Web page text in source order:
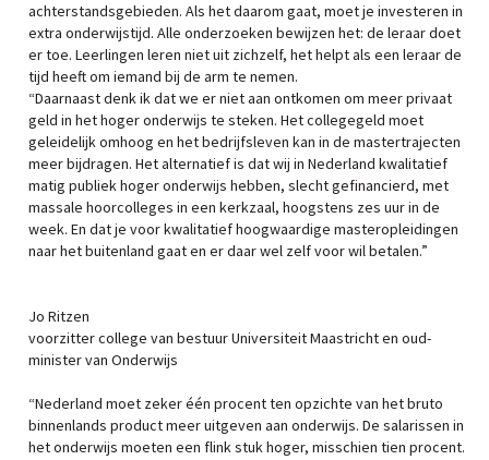
achterstandsgebieden. Als het daarom gaat, moet je investeren in
extra onderwijstijd. Alle onderzoeken bewijzen het: de leraar doet
er toe. Leerlingen leren niet uit zichzelf, het helpt als een leraar de
tijd heeft om iemand bij de arm te nemen.
“Daarnaast denk ik dat we er niet aan ontkomen om meer privaat
geld in het hoger onderwijs te steken. Het collegegeld moet
geleidelijk omhoog en het bedrijfsleven kan in de mastertrajecten
meer bijdragen. Het alternatief is dat wij in Nederland kwalitatief
matig publiek hoger onderwijs hebben, slecht gefinancierd, met
massale hoorcolleges in een kerkzaal, hoogstens zes uur in de
week. En dat je voor kwalitatief hoogwaardige masteropleidingen
naar het buitenland gaat en er daar wel zelf voor wil betalen.”
Jo Ritzen
voorzitter college van bestuur Universiteit Maastricht en oud-
minister van Onderwijs
“Nederland moet zeker één procent ten opzichte van het bruto
binnenlands product meer uitgeven aan onderwijs. De salarissen in
het onderwijs moeten een flink stuk hoger, misschien tien procent.